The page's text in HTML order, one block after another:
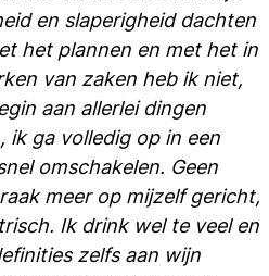
en slaperigheid dachten
het plannen en met het in
van zaken heb ik niet,
aan allerlei dingen
ik ga volledig op in een
omschakelen. Geen
meer op mijzelf gericht,
Ik drink wel te veel en
zelfs aan wijn